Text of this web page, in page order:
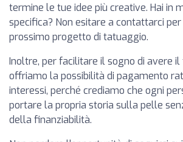
termine le tue idee più creative. Hai in
specifica? Non esitare a contattarci
prossimo progetto di tatuaggio.
Inoltre, per facilitare il sogno di avere
offriamo la possibilità di pagamento
interessi, perché crediamo che ogni
portare la propria storia sulla pelle
della finanziabilità.